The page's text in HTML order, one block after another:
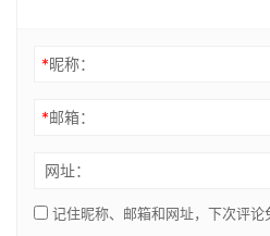
*昵称：
*邮箱：
网址：
记住昵称、邮箱和网址，下次评论